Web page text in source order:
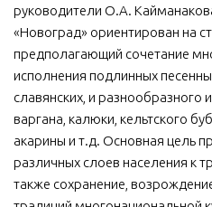
руководители О.А.
«Новоград» ориентирован на
предполагающий сочетание
исполнения подлинных
славянских, и разнообразного
варгана, калюки, кельтского
акарины и т.д. Основная цель
различных слоев населения к
также сохранение,